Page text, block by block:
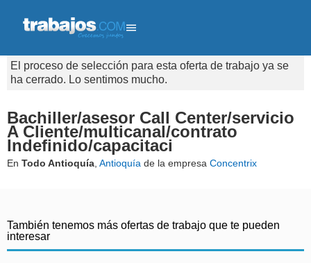
El proceso de selección para esta oferta de trabajo ya se
ha cerrado. Lo sentimos mucho.
Bachiller/asesor Call Center/servicio
A Cliente/multicanal/contrato
Indefinido/capacitaci
En Todo Antioquía Antioquía de la empresa Concentrix
También tenemos más ofertas de trabajo que te pueden
interesar